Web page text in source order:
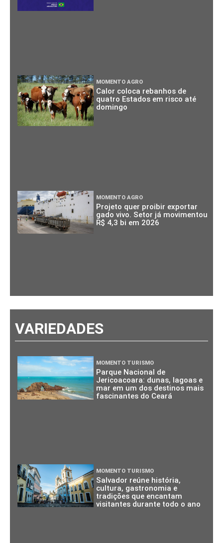
MOMENTO AGRO
Calor coloca rebanhos de
quatro Estados em risco até
domingo
MOMENTO AGRO
Projeto quer proibir exportar
gado vivo. Setor já movimentou
R$ 4,3 bi em 2026
VARIEDADES
MOMENTO TURISMO
Parque Nacional de
Jericoacoara: dunas, lagoas e
mar em um dos destinos mais
fascinantes do Ceará
MOMENTO TURISMO
Salvador reúne história,
cultura, gastronomia e
tradições que encantam
visitantes durante todo o ano